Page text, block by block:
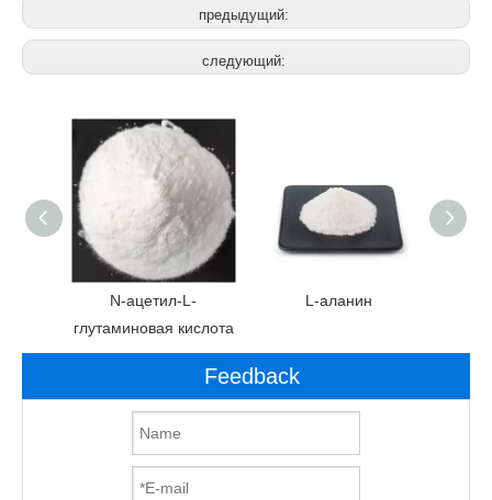
предыдущий:
следующий:
N-ацетил-L-
глутаминовая кислота
L-аланин
Feedback